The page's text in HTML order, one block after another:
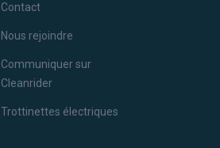
Contact
Nous rejoindre
Communiquer sur
Cleanrider
Trottinettes électriques